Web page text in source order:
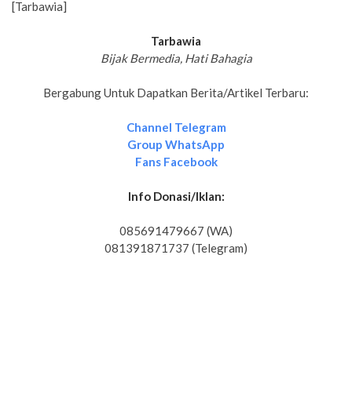
[Tarbawia]
Tarbawia
Bijak Bermedia, Hati Bahagia
Bergabung Untuk Dapatkan Berita/Artikel Terbaru:
Channel Telegram
Group WhatsApp
Fans Facebook
Info Donasi/Iklan:
085691479667 (WA)
081391871737 (Telegram)